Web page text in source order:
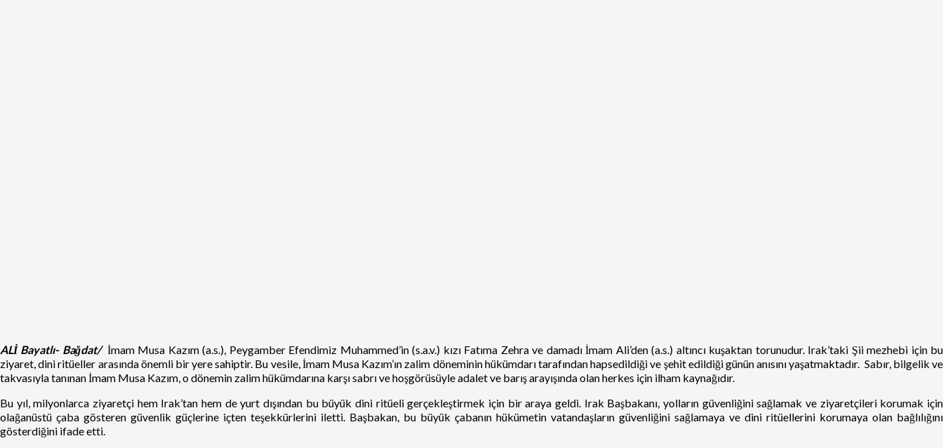
ALİ Bayatlı- Bağdat/İmam Musa Kazım (a.s.), Peygamber Efendimiz Muhammed’in (s.a.v.) kızı Fatıma Zehra ve damadı İmam Ali’den (a.s.) altıncı kuşaktan torunudur. Irak’taki Şii mezhebi için bu
ziyaret, dini ritüeller arasında önemli bir yere sahiptir. Bu vesile, İmam Musa Kazım’ın zalim döneminin hükümdarı tarafından hapsedildiği ve şehit edildiği günün anısını yaşatmaktadır. Sabır, bilgelik ve
takvasıyla tanınan İmam Musa Kazım, o dönemin zalim hükümdarına karşı sabrı ve hoşgörüsüyle adalet ve barış arayışında olan herkes için ilham kaynağıdır.
Bu yıl, milyonlarca ziyaretçi hem Irak’tan hem de yurt dışından bu büyük dini ritüeli gerçekleştirmek için bir araya geldi. Irak Başbakanı, yolların güvenliğini sağlamak ve ziyaretçileri korumak için
olağanüstü çaba gösteren güvenlik güçlerine içten teşekkürlerini iletti. Başbakan, bu büyük çabanın hükümetin vatandaşların güvenliğini sağlamaya ve dini ritüellerini korumaya olan bağlılığını
gösterdiğini ifade etti.